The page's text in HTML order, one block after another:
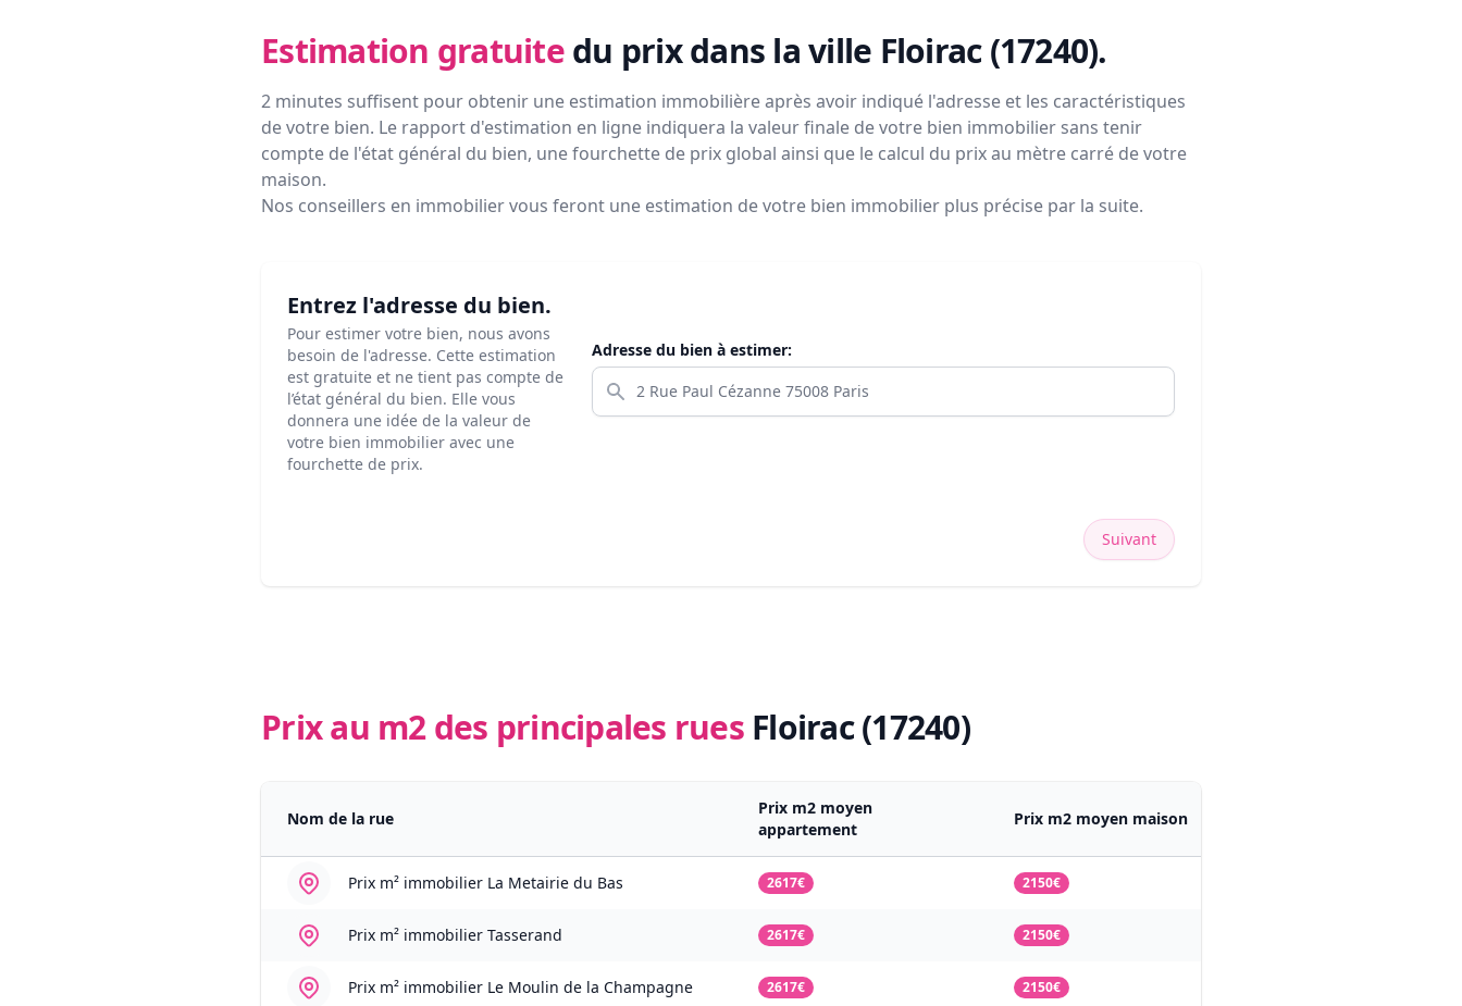
Estimation gratuite du prixdans la ville Floirac (17240).
2 minutes suffisent pour obtenir une estimation immobilière après avoir indiqué l'adresse et les caractéristiques
de votre bien. Le rapport d'estimation en ligne indiquera la valeur finale de votre bien immobilier sans tenir
compte de l'état général du bien, une fourchette de prix global ainsi que le calcul du prix au mètre carré de votre
maison.
Nos conseillers en immobilier vous feront une estimation de votre bien immobilier plus précise par la suite.
Entrez l'adresse du bien.
Pour estimer votre bien, nous avons
besoin de l'adresse. Cette estimation
est gratuite et ne tient pas compte de
l’état général du bien. Elle vous
donnera une idée de la valeur de
votre bien immobilier avec une
fourchette de prix.
Adresse du bien à estimer:
Suivant
Prix au m2 des principales rues Floirac (17240)
Nom de la rue
Prix m2 moyen
appartement
Prix m2 moyen maison
Prix m² immobilier La Metairie du Bas 2617€ 2150€
Prix m² immobilier Tasserand 2617€ 2150€
Prix m² immobilier Le Moulin de la Champagne 2617€ 2150€